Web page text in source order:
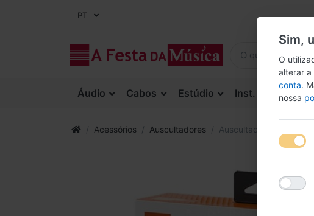
PT
Áudio Cabos Estúdio Inst. Cordas
Acessórios Auscultadores Auscultadores JBL
Sim,
O
alterar a
conta.
nossa